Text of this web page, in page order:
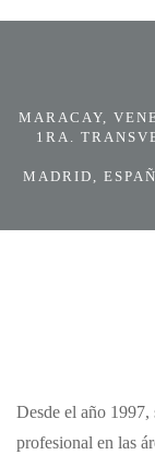
MARACAY,
1RA.
MADRID,
Desde el año
profesional en las